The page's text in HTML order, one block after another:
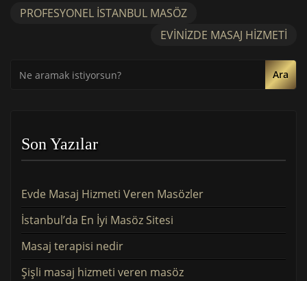
PROFESYONEL İSTANBUL MASÖZ
EVINIZDE MASAJ HIZMETI
Ara
Son Yazılar
Evde Masaj Hizmeti Veren Masözler
İstanbul’da En İyi Masöz Sitesi
Masaj terapisi nedir
Şişli masaj hizmeti veren masöz